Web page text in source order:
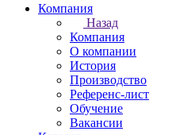
Компания
Назад
Компания
О компании
История
Производство
Референс-лист
Обучение
Вакансии